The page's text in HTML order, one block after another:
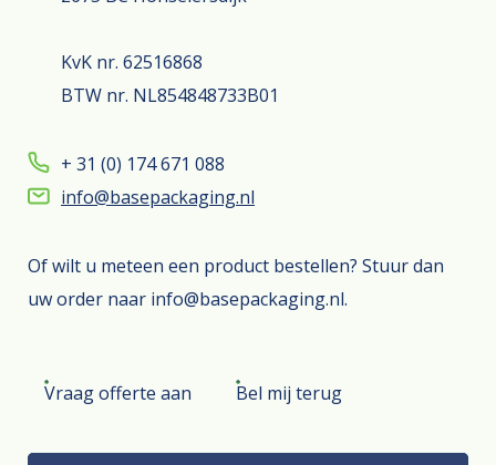
KvK nr. 62516868
BTW nr. NL854848733B01
+ 31 (0) 174 671 088
info@basepackaging.nl
Of wilt u meteen een product bestellen? Stuur dan
uw order naar info@basepackaging.nl.
Vraag offerte aan Bel mij terug